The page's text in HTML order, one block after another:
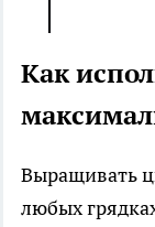
Как
Выращивать
любых